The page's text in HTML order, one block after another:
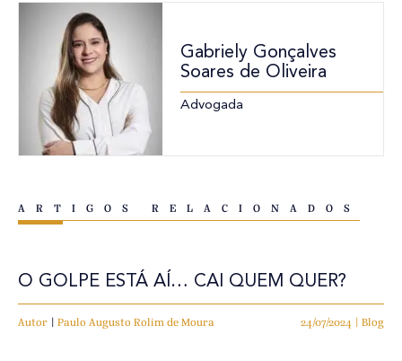
Gabriely Gonçalves
Soares de Oliveira
Advogada
ARTIGOS RELACIONADOS
O GOLPE ESTÁ AÍ… CAI QUEM QUER?
Autor | Paulo Augusto Rolim de Moura 24/07/2024 | Blog